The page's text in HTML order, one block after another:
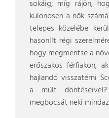
sokáig, míg rájön,
különösen a nők
telepes közelébe
hasonlít régi
hogy megmentse a
erőszakos férfiakon,
hajlandó visszatérni
a múlt
megbocsát neki